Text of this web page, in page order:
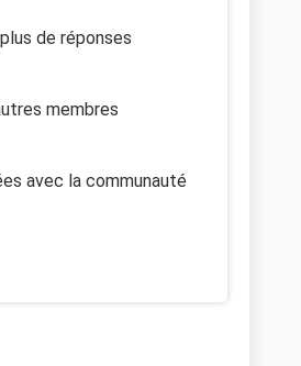
de réponses
membres
avec la communauté